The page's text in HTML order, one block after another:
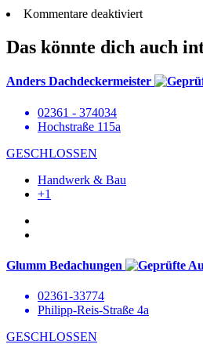
Kommentare deaktiviert
Das könnte dich auch
Anders Dachdeckermeister
02361 - 374034
Hochstraße 115a
GESCHLOSSEN
Handwerk & Bau
+1
Glumm Bedachungen
02361-33774
Philipp-Reis-Straße 4a
GESCHLOSSEN